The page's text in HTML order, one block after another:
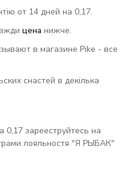
от 14 дней на 0,17.
цена нижче.
в магазине Pike - все
снастей в декілька
зарееструйтесь на
лояльностя "Я РЫБАК"